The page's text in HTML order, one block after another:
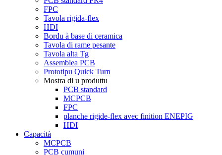
FPC
Tavola rigida-flex
HDI
Bordu à base di ceramica
Tavola di rame pesante
Tavola alta Tg
Assemblea PCB
Prototipu Quick Turn
Mostra di u produttu
PCB standard
MCPCB
FPC
planche rigide-flex avec finition ENEPIG
HDI
Capacità
MCPCB
PCB cumuni